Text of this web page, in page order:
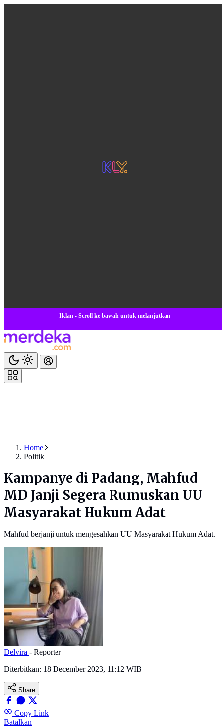
Iklan - Scroll ke bawah untuk melanjutkan
Home
Politik
Kampanye di Padang, Mahfud
MD Janji Segera Rumuskan UU
Masyarakat Hukum Adat
Mahfud berjanji untuk mengesahkan UU Masyarakat Hukum Adat.
Delvira - Reporter
Diterbitkan: 18 December 2023, 11:12 WIB
Share
Copy Link
Batalkan